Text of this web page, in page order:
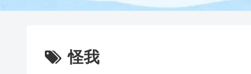
怪我